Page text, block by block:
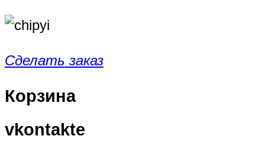
Сделать заказ
Корзина
vkontakte